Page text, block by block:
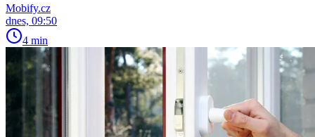
Mobify.cz
dnes, 09:50
4 min